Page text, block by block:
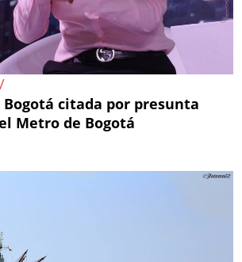
Bogotá citada por presunta
Metro de Bogotá